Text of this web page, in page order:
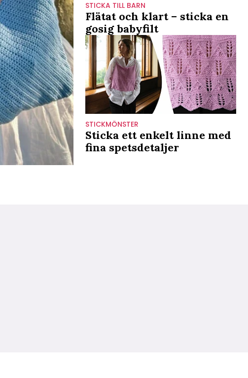
STICKA TILL BARN
Flätat och klart – sticka en
gosig babyfilt
STICKMÖNSTER
Sticka ett enkelt linne med
fina spetsdetaljer